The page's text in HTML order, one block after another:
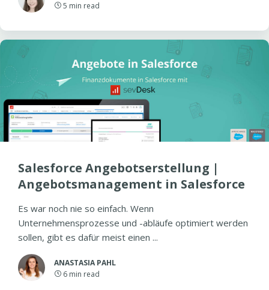
5 min read
Salesforce Angebotserstellung |
Angebotsmanagement in Salesforce
Es war noch nie so einfach. Wenn
Unternehmensprozesse und -abläufe optimiert werden
sollen, gibt es dafür meist einen ...
ANASTASIA PAHL
6 min read